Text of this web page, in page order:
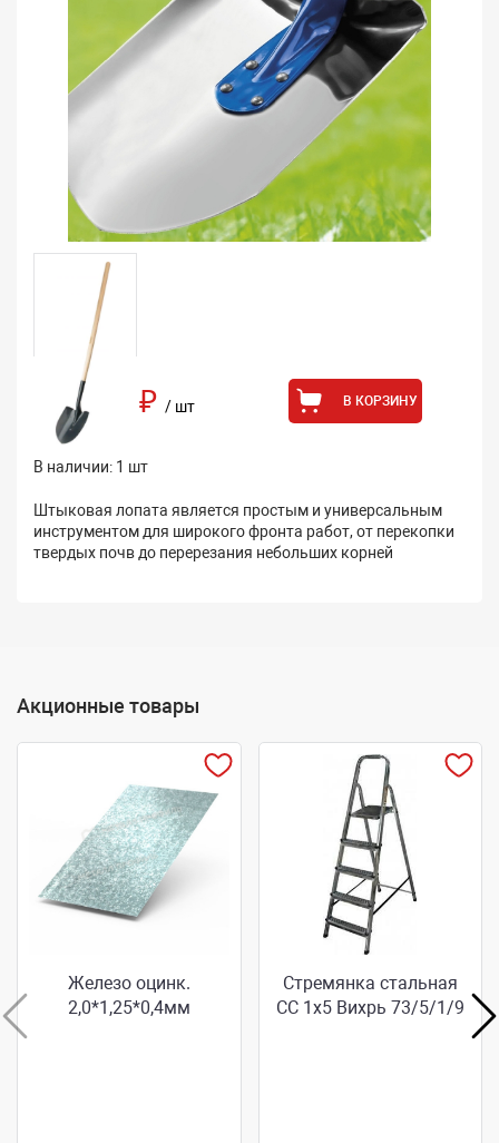
822 ₽ / шт В КОРЗИНУ
В наличии: 1 шт
Штыковая лопата является простым и универсальным
инструментом для широкого фронта работ, от перекопки
твердых почв до перерезания небольших корней
Акционные товары
Железо оцинк.
2,0*1,25*0,4мм
Стремянка стальная
СС 1х5 Вихрь 73/5/1/9